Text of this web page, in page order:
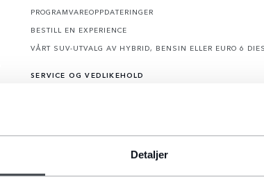
Detaljer
PROGRAMVAREOPPDATERINGER
BESTILL EN EXPERIENCE
VÅRT SUV-UTVALG AV HYBRID, BENSIN ELLER EURO 6
SERVICE OG VEDLIKEHOLD
OVERSIKT